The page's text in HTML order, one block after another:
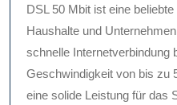
DSL 50 Mbit ist eine
Haushalte und
schnelle Internetverbindung
Geschwindigkeit von bis zu
eine solide Leistung für das